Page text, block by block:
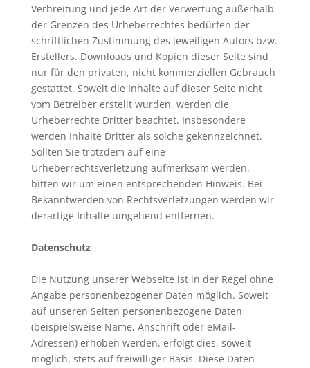
Verbreitung und jede Art der Verwertung außerhalb
der Grenzen des Urheberrechtes bedürfen der
schriftlichen Zustimmung des jeweiligen Autors bzw.
Erstellers. Downloads und Kopien dieser Seite sind
nur für den privaten, nicht kommerziellen Gebrauch
gestattet. Soweit die Inhalte auf dieser Seite nicht
vom Betreiber erstellt wurden, werden die
Urheberrechte Dritter beachtet. Insbesondere
werden Inhalte Dritter als solche gekennzeichnet.
Sollten Sie trotzdem auf eine
Urheberrechtsverletzung aufmerksam werden,
bitten wir um einen entsprechenden Hinweis. Bei
Bekanntwerden von Rechtsverletzungen werden wir
derartige Inhalte umgehend entfernen.
Datenschutz
Die Nutzung unserer Webseite ist in der Regel ohne
Angabe personenbezogener Daten möglich. Soweit
auf unseren Seiten personenbezogene Daten
(beispielsweise Name, Anschrift oder eMail-
Adressen) erhoben werden, erfolgt dies, soweit
möglich, stets auf freiwilliger Basis. Diese Daten